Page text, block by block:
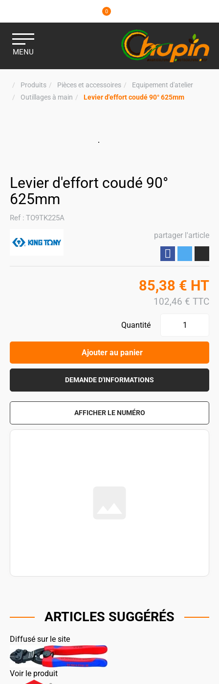
0
MENU
Produits Pièces et accessoires
Equipement d'atelier
Outillages à main
Levier d'effort coudé 90° 625mm
Levier d'effort coudé 90°
625mm
Ref : TO9TK225A
partager l'article
85,38 € HT
102,46 € TTC
Quantité
Ajouter au panier
DEMANDE D'INFORMATIONS
AFFICHER LE NUMÉRO
ARTICLES SUGGÉRÉS
Diffusé sur le site
Voir le produit